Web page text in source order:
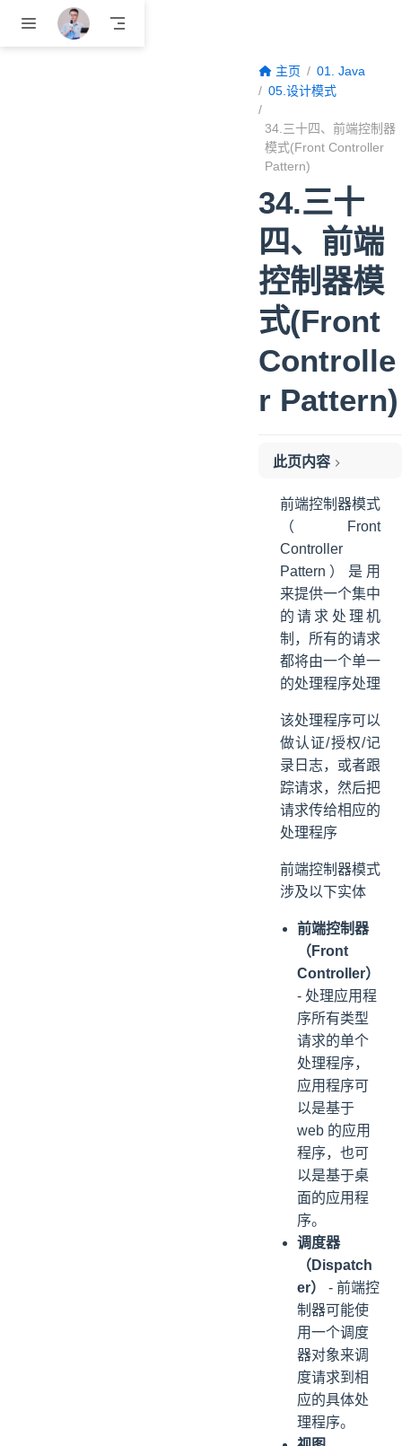
跳至主要內容
主页
01. Java
05.设计模式
34.三十四、前端控制器
模式(Front Controller
Pattern)
34.三十
四、前端
控制器模
式(Front
Controlle
r Pattern)
此页内容
范例
前端控制器模式
（Front
Controller
Pattern）是用
来提供一个集中
的请求处理机
制，所有的请求
都将由一个单一
的处理程序处理
该处理程序可以
做认证/授权/记
录日志，或者跟
踪请求，然后把
请求传给相应的
处理程序
前端控制器模式
涉及以下实体
前端控制器
（Front
Controller）
- 处理应用程
序所有类型
请求的单个
处理程序，
应用程序可
以是基于
web 的应用
程序，也可
以是基于桌
面的应用程
序。
调度器
（Dispatch
er）
- 前端控
制器可能使
用一个调度
器对象来调
度请求到相
应的具体处
理程序。